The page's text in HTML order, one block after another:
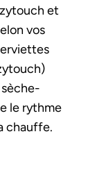
et
vos
le rythme
chauffe.